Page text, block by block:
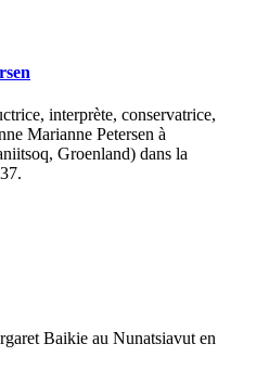
interprète, conservatrice,
Marianne Petersen à
Groenland) dans la
Baikie au Nunatsiavut en